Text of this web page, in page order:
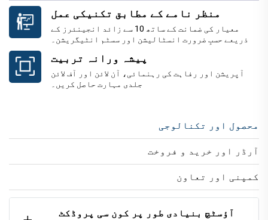
منظر نامے کے مطابق تکنیکی عمل
معیار کی ضمانت کے ساتھ 10 سے زائد انجینئرز کے
ذریعے حسبِ ضرورت انسٹالیشن اور سسٹم انٹیگریشن۔
پیشہ ورانہ تربیت
آپریشن اور رفاہت کی رہنمائی، آن لائن اور آف لائن
جلدی مہارت حاصل کریں۔
محصول اور تکنالوجی
آرڈر اور خرید و فروخت
کمپنی اور تعاون
آؤسٹچ بنیادی طور پر کون سی پروڈکٹ